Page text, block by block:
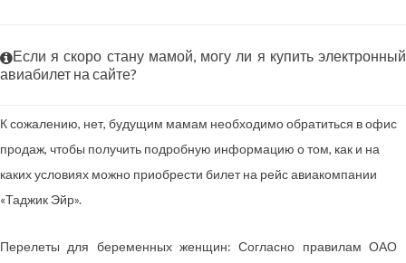
Если я скоро стану мамой, могу ли я купить электронный
авиабилет на сайте?
К сожалению, нет, будущим мамам необходимо обратиться в офис
продаж, чтобы получить подробную информацию о том, как и на
каких условиях можно приобрести билет на рейс авиакомпании
«Таджик Эйр».
Перелеты для беременных женщин: Согласно правилам ОАО